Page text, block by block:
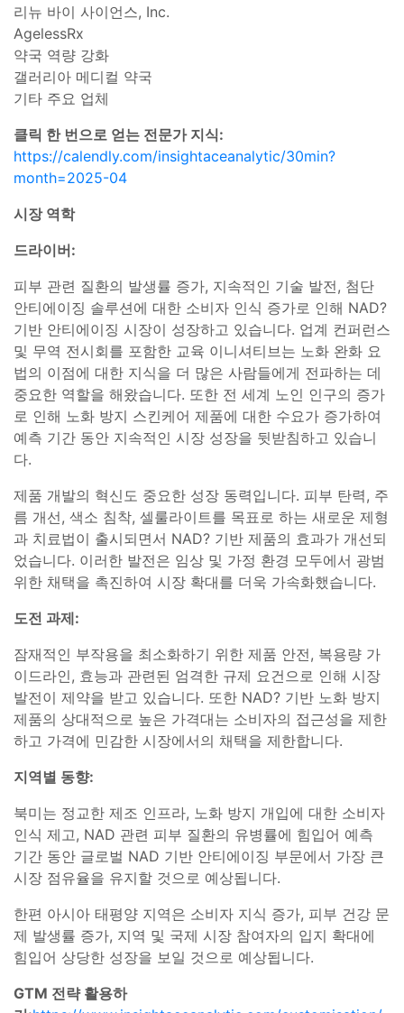
리뉴 바이 사이언스, Inc.
AgelessRx
약국 역량 강화
갤러리아 메디컬 약국
기타 주요 업체
클릭 한 번으로 얻는 전문가 지식:
https://calendly.com/insightaceanalytic/30min?
month=2025-04
시장 역학
드라이버:
피부 관련 질환의 발생률 증가, 지속적인 기술 발전, 첨단
안티에이징 솔루션에 대한 소비자 인식 증가로 인해 NAD?
기반 안티에이징 시장이 성장하고 있습니다. 업계 컨퍼런스
및 무역 전시회를 포함한 교육 이니셔티브는 노화 완화 요
법의 이점에 대한 지식을 더 많은 사람들에게 전파하는 데
중요한 역할을 해왔습니다. 또한 전 세계 노인 인구의 증가
로 인해 노화 방지 스킨케어 제품에 대한 수요가 증가하여
예측 기간 동안 지속적인 시장 성장을 뒷받침하고 있습니
다.
제품 개발의 혁신도 중요한 성장 동력입니다. 피부 탄력, 주
름 개선, 색소 침착, 셀룰라이트를 목표로 하는 새로운 제형
과 치료법이 출시되면서 NAD? 기반 제품의 효과가 개선되
었습니다. 이러한 발전은 임상 및 가정 환경 모두에서 광범
위한 채택을 촉진하여 시장 확대를 더욱 가속화했습니다.
도전 과제:
잠재적인 부작용을 최소화하기 위한 제품 안전, 복용량 가
이드라인, 효능과 관련된 엄격한 규제 요건으로 인해 시장
발전이 제약을 받고 있습니다. 또한 NAD? 기반 노화 방지
제품의 상대적으로 높은 가격대는 소비자의 접근성을 제한
하고 가격에 민감한 시장에서의 채택을 제한합니다.
지역별 동향:
북미는 정교한 제조 인프라, 노화 방지 개입에 대한 소비자
인식 제고, NAD 관련 피부 질환의 유병률에 힘입어 예측
기간 동안 글로벌 NAD 기반 안티에이징 부문에서 가장 큰
시장 점유율을 유지할 것으로 예상됩니다.
한편 아시아 태평양 지역은 소비자 지식 증가, 피부 건강 문
제 발생률 증가, 지역 및 국제 시장 참여자의 입지 확대에
힘입어 상당한 성장을 보일 것으로 예상됩니다.
GTM 전략 활용하